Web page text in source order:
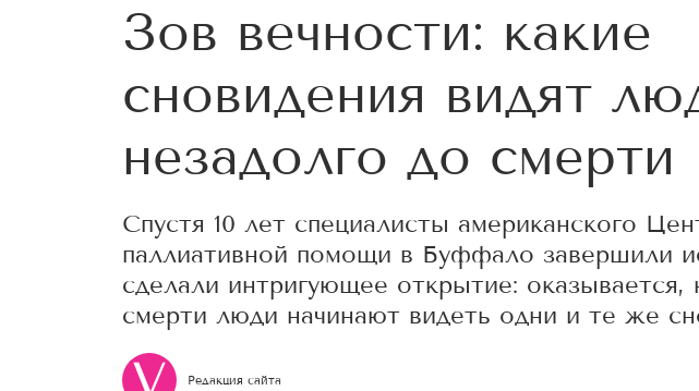
Зов вечности: какие
сновидения видят
незадолго до смерти
Спустя 10 лет специалисты американского
паллиативной помощи в Буффало завершили
сделали интригующее открытие: оказывается,
смерти люди начинают видеть одни и те же
Редакция сайта